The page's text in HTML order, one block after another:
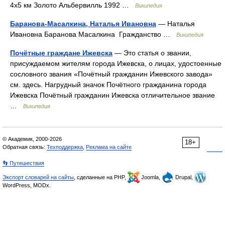
4x5 км Золото Альбервилль 1992 …
Википедия
Баранова-Масалкина, Наталья Ивановна — Наталья
Ивановна Баранова Масалкина Гражданство …
Википедия
Почётные граждане Ижевска — Это статья о звании,
присуждаемом жителям города Ижевска, о лицах, удостоенные
сословного звания «Почётный гражданин Ижевского завода»
см. здесь. Нагрудный значок Почётного гражданина города
Ижевска Почётный гражданин Ижевска отличительное звание
Википедия
18+
© Академик, 2000-2026
Обратная связь: Техподдержка Реклама на сайте
👣 Путешествия
Экспорт словарей на сайты , сделанные на PHP, Joomla,
Drupal,
WordPress, MODx.